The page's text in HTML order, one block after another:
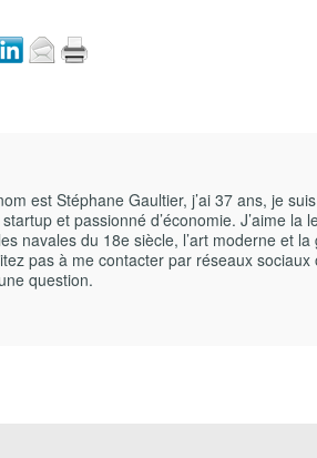
est Stéphane Gaultier, j’ai 37 ans, je
startup et passionné d’économie. J’aime la
navales du 18e siècle, l’art moderne et la
pas à me contacter par réseaux
question.